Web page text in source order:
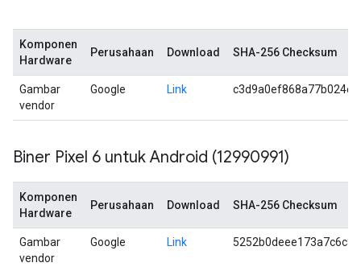
Komponen
Hardware
Perusahaan Download SHA-256 Checksum
Gambar
vendor
Google Link
Biner Pixel 6 untuk Android (12990991)
Komponen
Hardware
Perusahaan Download SHA-256 Checksum
Gambar
vendor
Google Link